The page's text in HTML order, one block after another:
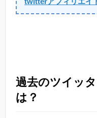
過去のツイッ
は？